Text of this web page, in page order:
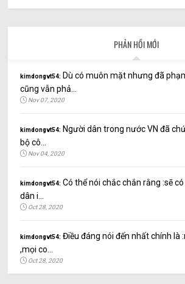
PHẢN HỒI MỚI
kimdongvt54: Dù có muôn mặt nhưng đã
cũng vẫn phả...
Nov 07, 2020
kimdongvt54: Người dân trong nước VN đã
bộ cô...
Nov 04, 2020
kimdongvt54: Có thể nói chắc chắn rằng :sẽ
dân i...
Oct 28, 2020
kimdongvt54: Điều đáng nói đến nhất chính là
,mọi co...
Oct 28, 2020